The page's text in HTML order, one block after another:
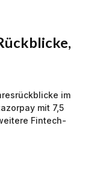
im
mit 7,5
Fintech-